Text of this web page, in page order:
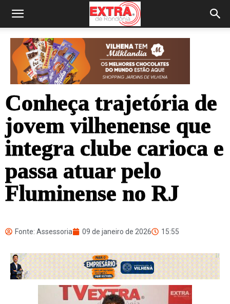
Conheça trajetória de
jovem vilhenense que
integra clube carioca e
passa atuar pelo
Fluminense no RJ
Fonte: Assessoria 09 de janeiro de 2026 15:55